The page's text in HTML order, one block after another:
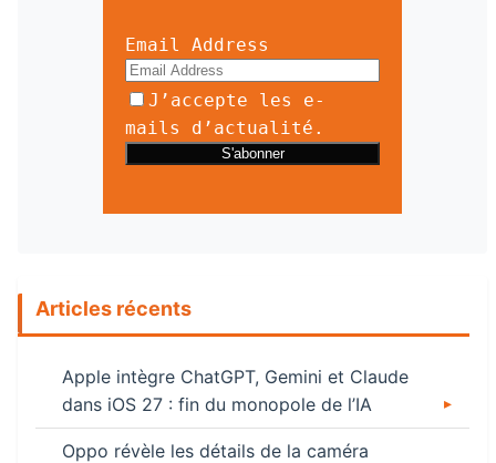
Email Address
J’accepte les e-
mails d’actualité.
Articles récents
Apple intègre ChatGPT, Gemini et Claude
dans iOS 27 : fin du monopole de l’IA
Oppo révèle les détails de la caméra